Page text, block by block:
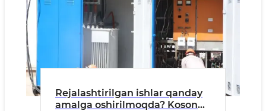
Rejalashtirilgan ishlar qanday
amalga oshirilmoqda? Koson